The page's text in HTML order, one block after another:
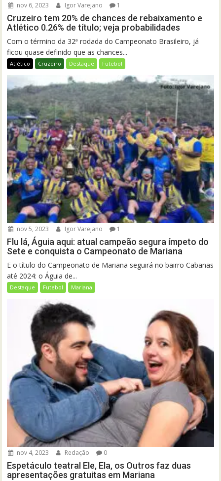
nov 6, 2023 Igor Varejano 1
Cruzeiro tem 20% de chances de rebaixamento e
Atlético 0.26% de título; veja probabilidades
Com o término da 32ª rodada do Campeonato Brasileiro, já
ficou quase definido que as chances...
Atlético Cruzeiro Destaque Futebol
nov 5, 2023 Igor Varejano 1
Flu lá, Águia aqui: atual campeão segura ímpeto do
Sete e conquista o Campeonato de Mariana
E o título do Campeonato de Mariana seguirá no bairro Cabanas
até 2024: o Águia de...
Destaque Futebol Mariana
nov 4, 2023 Redação 0
Espetáculo teatral Ele, Ela, os Outros faz duas
apresentações gratuitas em Mariana